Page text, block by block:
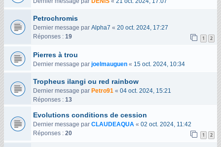
Petrochromis
Dernier message par Alpha7 « 20 oct. 2024, 17:27
Réponses : 19 1 2
Pierres à trou
Dernier message par joelmauguen « 15 oct. 2024, 10:34
Tropheus ilangi ou red rainbow
Dernier message par Petro91 « 04 oct. 2024, 15:21
Réponses : 13
Evolutions conditions de cession
Dernier message par CLAUDEAQUA « 02 oct. 2024, 11:42
Réponses : 20 1 2